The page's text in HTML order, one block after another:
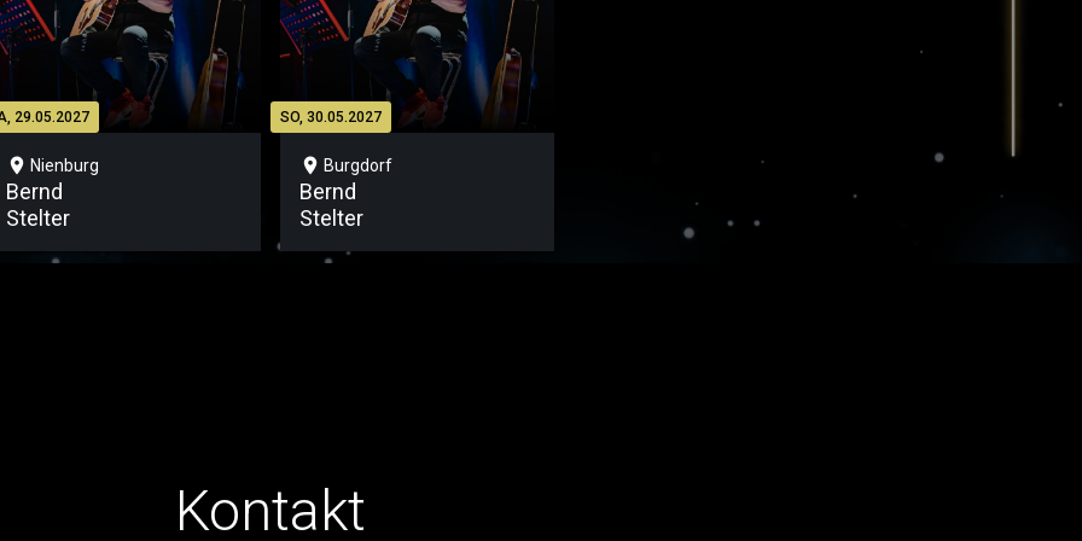
29.05.2027
location_on Nienburg
Bernd
Stelter
SO, 30.05.2027
location_on Burgdorf
Bernd
Stelter
Kontakt